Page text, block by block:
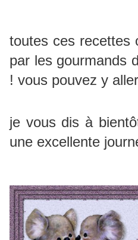
toutes ces recettes
par les gourmands
! vous pouvez y
je vous dis à
une excellente